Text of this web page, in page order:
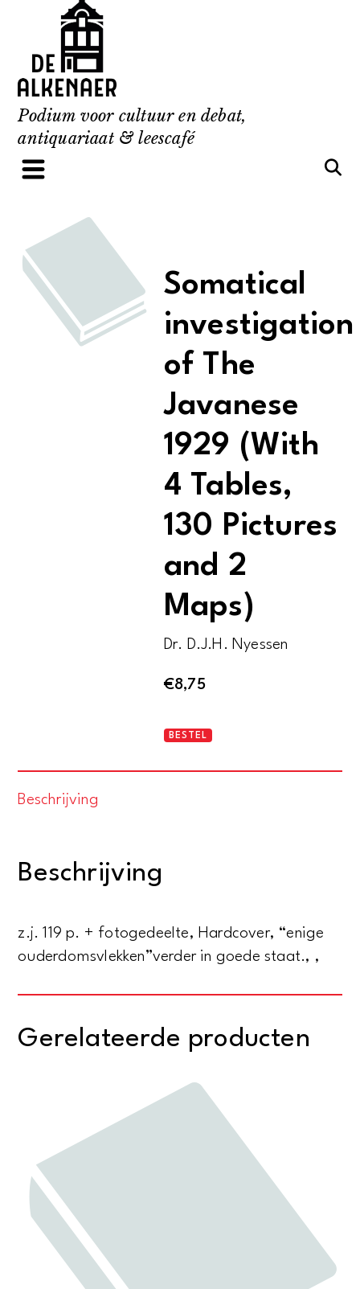
content
Podium voor cultuur en debat,
antiquariaat & leescafé
Somatical
investigation
of The
Javanese
1929 (With
4 Tables,
130 Pictures
and 2
Maps)
Dr. D.J.H. Nyessen
€8,75
Somatical
130
Pictures
Maps)
BESTEL
Beschrijving
Beschrijving
z.j. 119 p. + fotogedeelte, Hardcover, “enige
ouderdomsvlekken”verder in goede staat., ,
Gerelateerde producten